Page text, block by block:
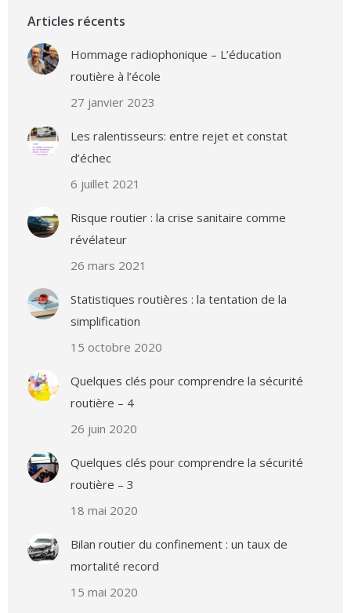
Articles récents
Hommage radiophonique – L’éducation
routière à l’école
27 janvier 2023
Les ralentisseurs: entre rejet et constat
d’échec
6 juillet 2021
Risque routier : la crise sanitaire comme
révélateur
26 mars 2021
Statistiques routières : la tentation de la
simplification
15 octobre 2020
Quelques clés pour comprendre la sécurité
routière – 4
26 juin 2020
Quelques clés pour comprendre la sécurité
routière – 3
18 mai 2020
Bilan routier du confinement : un taux de
mortalité record
15 mai 2020